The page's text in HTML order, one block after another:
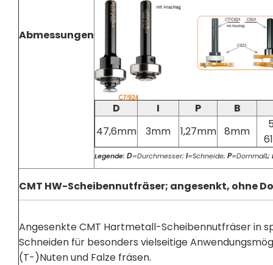
Abmessungen
D I P
B
47,6mm
3mm 1,27mm 8mm
Legende: D=Durchmesser;I=Schneide;P=Dornmaß;
CMT HW-Scheibennutfräser; angesenkt, ohne
Angesenkte CMT Hartmetall-Scheibennutfräser in
Schneiden für besonders vielseitige
(T-)Nuten und Falze fräsen.